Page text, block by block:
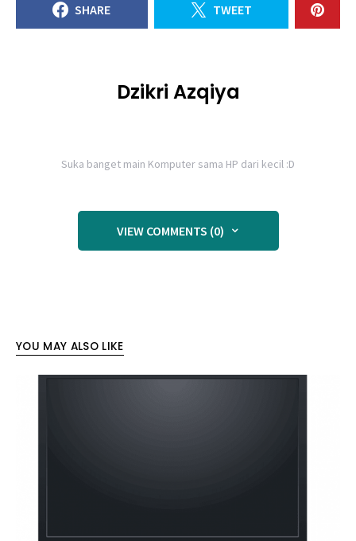
SHARE TWEET
Dzikri Azqiya
Suka banget main Komputer sama HP dari kecil :D
VIEW COMMENTS (0)
YOU MAY ALSO LIKE